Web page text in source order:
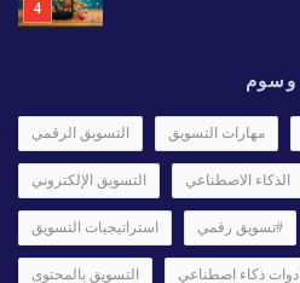
وسوم
التسويق الرقمي مهارات التسويق
التسويق الإلكتروني الذكاء الاصطناعي
استراتيجيات التسويق #تسويق رقمي
التسويق بالمحتوى أدوات ذكاء اصطناعي